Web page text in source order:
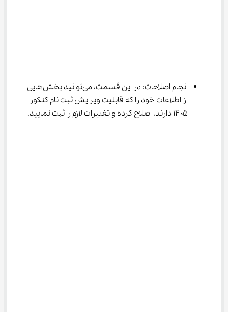
انجام اصلاحات: در این قسمت، می‌توانید بخش‌هایی
از اطلاعات خود را که قابلیت ویرایش ثبت نام کنکور
۱۴۰۵ دارند، اصلاح کرده و تغییرات لازم را ثبت نمایید.